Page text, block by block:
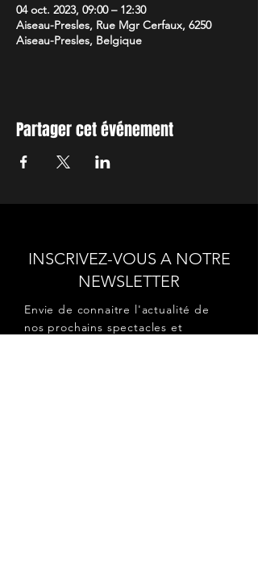
04 oct. 2023, 09:00 – 12:30
Aiseau-Presles, Rue Mgr Cerfaux, 6250
Aiseau-Presles, Belgique
Partager cet événement
INSCRIVEZ-VOUS A NOTRE
NEWSLETTER
Envie de connaitre l'actualité de
nos prochains spectacles et